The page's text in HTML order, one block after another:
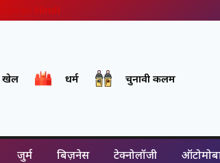
Hindi
खेल धर्म चुनावी कलम
जुर्म बिज़नेस टेक्नोलॉजी